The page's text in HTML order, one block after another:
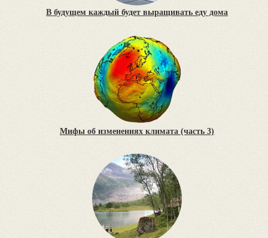
В будущем каждый будет выращивать еду дома
Мифы об изменениях климата (часть 3)